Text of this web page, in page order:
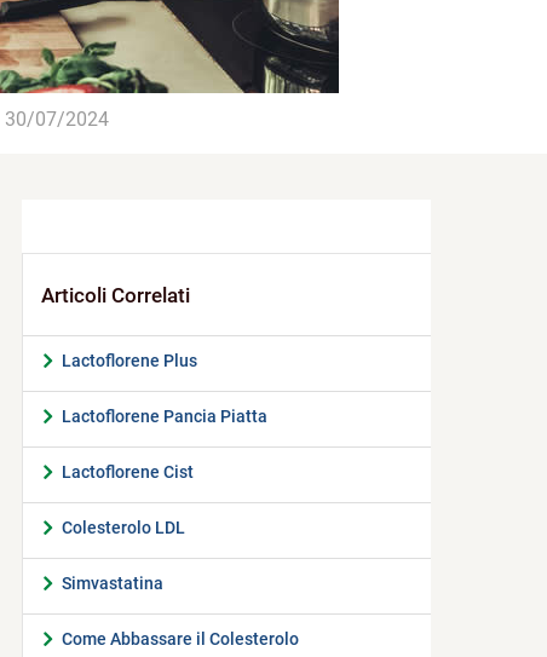
30/07/2024
Lactoflorene Plus
Lactoflorene Pancia Piatta
Lactoflorene Cist
Colesterolo LDL
Simvastatina
Come Abbassare il Colesterolo